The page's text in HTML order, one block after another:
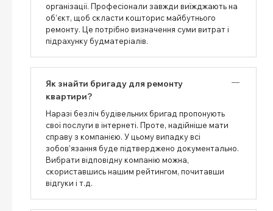
організації. Професіонали завжди виїжджають на
об’єкт, щоб скласти кошторис майбутнього
ремонту. Це потрібно визначення суми витрат і
підрахунку будматеріалів.
Як знайти бригаду для ремонту
квартири?
Наразі безліч будівельних бригад пропонують
свої послуги в інтернеті. Проте, надійніше мати
справу з компанією. У цьому випадку всі
зобов’язання буде підтверджено документально.
Вибрати відповідну компанію можна,
скориставшись нашим рейтингом, почитавши
відгуки і т.д.